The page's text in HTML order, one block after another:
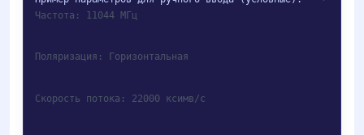
Частота: 11044 МГц
Поляризация: Горизонтальная
Скорость потока: 22000 ксимв/с